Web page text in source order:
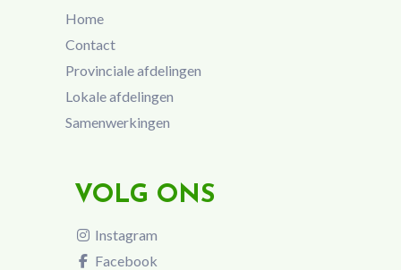
Home
Contact
Provinciale afdelingen
Lokale afdelingen
Samenwerkingen
VOLG ONS
Instagram
Facebook